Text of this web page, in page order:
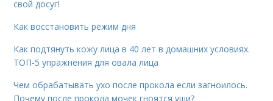
свой досуг!
Как восстановить режим дня
Как подтянуть кожу лица в 40 лет в домашних условиях.
ТОП-5 упражнения для овала лица
Чем обрабатывать ухо после прокола если загноилось.
Почему после прокола мочек гноятся уши?